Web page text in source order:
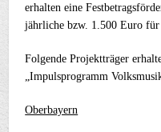
erhalten eine
jährliche bzw. 1.500 Euro für
Folgende Projektträger
„Impulsprogramm
Oberbayern